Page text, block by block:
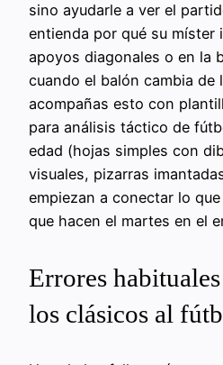
sino ayudarle a ver el
entienda por qué su míster
apoyos diagonales o en la
cuando el balón cambia de
acompañas esto con
para análisis táctico de
edad (hojas simples con
visuales, pizarras
empiezan a conectar lo
que hacen el martes en el
Errores
los clásicos al